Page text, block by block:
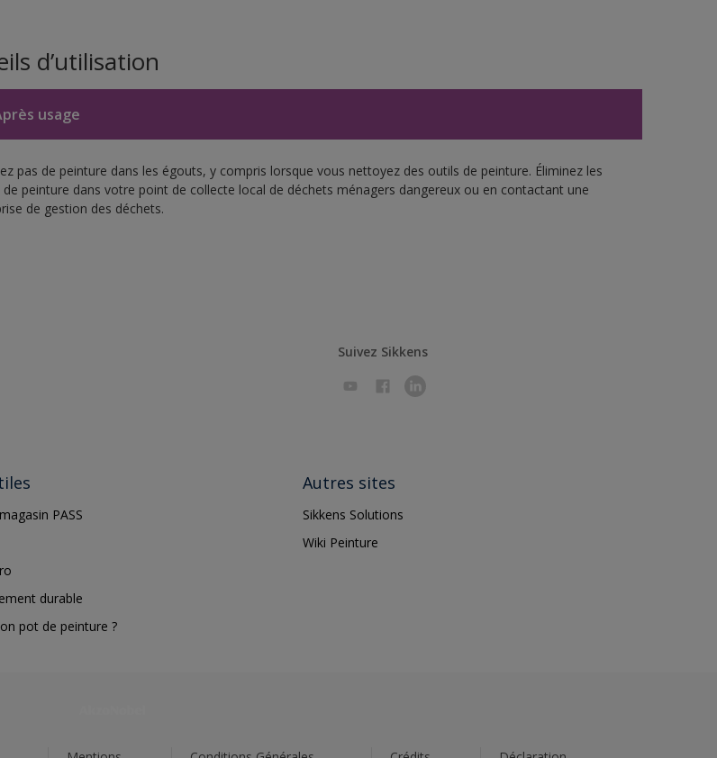
d’utilisation
usage
pas de peinture dans les égouts, y compris lorsque vous nettoyez des outils de peinture. Éliminez les
de peinture dans votre point de collecte local de déchets ménagers dangereux ou en contactant une
de gestion des déchets.
Suivez Sikkens
PASS
durable
pot de peinture ?
Autres sites
Sikkens Solutions
Wiki Peinture